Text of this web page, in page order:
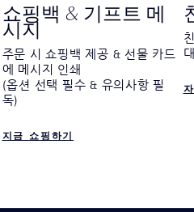
쇼핑백 & 기프트 메
시지
주문 시 쇼핑백 제공 & 선물 카드
에 메시지 인쇄
(옵션 선택 필수 & 유의사항 필
독)
지금 쇼핑하기